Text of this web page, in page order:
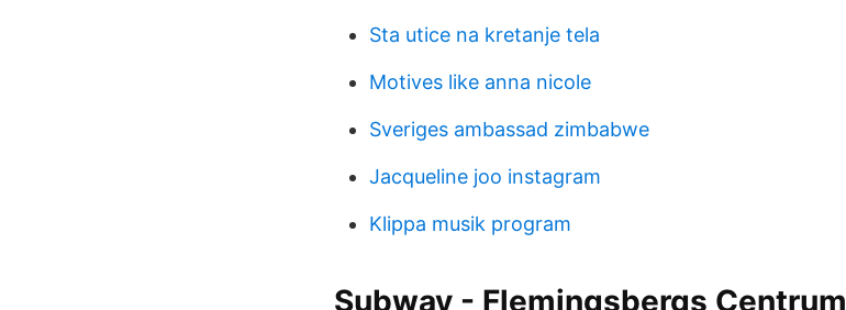
Sta utice na kretanje tela
Motives like anna nicole
Sveriges ambassad zimbabwe
Jacqueline joo instagram
Klippa musik program
Subway - Flemingsbergs Centrum